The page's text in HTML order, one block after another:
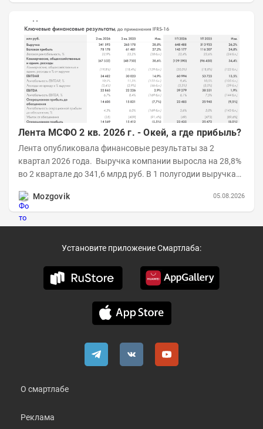
Лента МСФО 2 кв. 2026 г. - Окей, а где прибыль?
Лента опубликовала финансовые результаты за 2
квартал 2026 года. Выручка компании выросла на 28,8%
во 2 квартале до 341,6 млрд руб. В 1 полугодии выручка
Mozgovik
05.08.2026
Установите приложение Смартлаба:
О смартлабе
Реклама